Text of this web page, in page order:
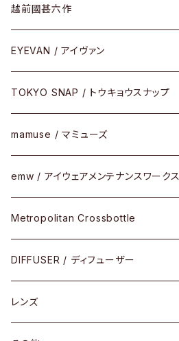
ケア用品
Frogskins(フロッグスキン )
Latch(ラッチ)
その他
修理
小物
サングラス
その他
メガネフレーム
サングラス
その他
越前國甚六作
セルフレーム
メタルフレーム
コンビフレーム
EYEVAN / アイヴァン
メガネ
サングラス
その他
TOKYO SNAP / トウキョウスナップ
セルフレーム
メタルフレーム
コンビネーション
mamuse / マミューズ
セル
メタル
コンビ
emw / アイウェアメンテナンスワークス
Metropolitan Crossbottle
30cm×30cm
18cm×13cm
DIFFUSER / ディフューザー
グラスコード
レンズ